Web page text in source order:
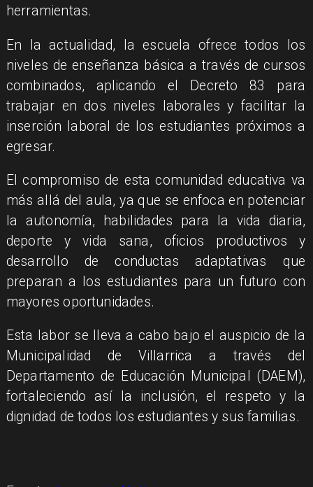
herramientas.
En la actualidad, la escuela ofrece todos los
niveles de enseñanza básica a través de cursos
combinados, aplicando el Decreto 83 para
trabajar en dos niveles laborales y facilitar la
inserción laboral de los estudiantes próximos a
egresar.
El compromiso de esta comunidad educativa va
más allá del aula, ya que se enfoca en potenciar
la autonomía, habilidades para la vida diaria,
deporte y vida sana, oficios productivos y
desarrollo de conductas adaptativas que
preparan a los estudiantes para un futuro con
mayores oportunidades.
Esta labor se lleva a cabo bajo el auspicio de la
Municipalidad de Villarrica a través del
Departamento de Educación Municipal (DAEM),
fortaleciendo así la inclusión, el respeto y la
dignidad de todos los estudiantes y sus familias.